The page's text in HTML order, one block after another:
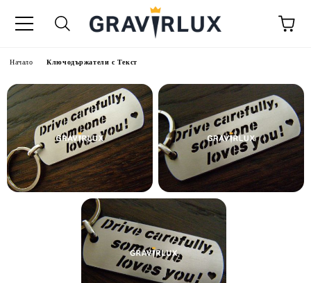
Начало Ключодържатели с Текст